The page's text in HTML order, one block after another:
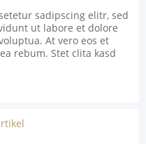
sadipscing elitr, sed
ut labore et dolore
At vero eos et
rebum. Stet clita kasd
consetetur sadipscing